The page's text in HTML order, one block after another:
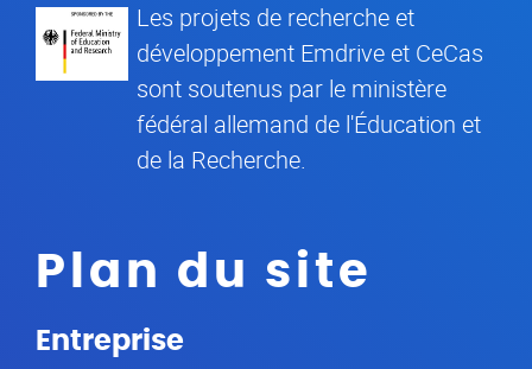
Les projets de recherche et
développement Emdrive et CeCas
sont soutenus par le ministère
fédéral allemand de l'Éducation et
de la Recherche.
Plan du site
Entreprise